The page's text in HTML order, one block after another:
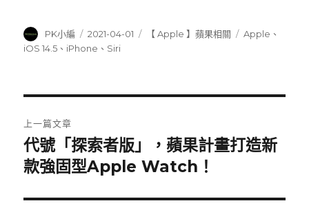
作
者
PK小編
發
佈
2021-04-01
分【 Apple 】蘋果相關
標
Apple 、
iOS 14.5 、 iPhone 、 Siri
章
導
覽
上一篇文章
上
一
文
代號「探索者版」，蘋果計畫打造新
款強固型Apple Watch！